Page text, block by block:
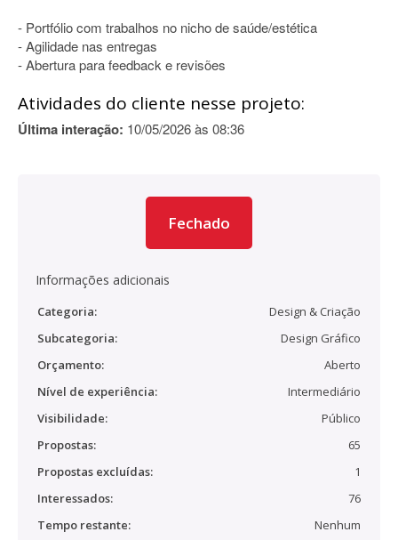
- Portfólio com trabalhos no nicho de saúde/estética
- Agilidade nas entregas
- Abertura para feedback e revisões
Atividades do cliente nesse projeto:
Última interação: 10/05/2026 às 08:36
Fechado
Informações adicionais
Categoria:
Design & Criação
Subcategoria:
Design Gráfico
Orçamento:
Aberto
Nível de experiência:
Intermediário
Visibilidade:
Público
Propostas:
65
Propostas excluídas:
1
Interessados:
76
Tempo restante:
Nenhum